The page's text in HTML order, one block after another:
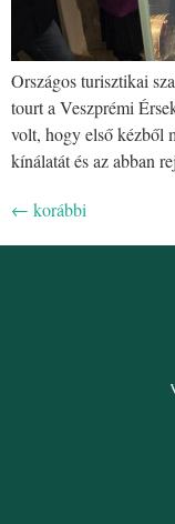
Országos turisztikai
tourt a Veszprémi
volt, hogy első kézből
kínálatát és az abban
← korábbi